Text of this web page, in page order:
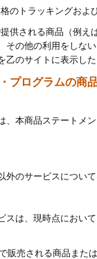
のトラッキングお
供される商品（例
その他の利用をしな
乙のサイトに表示し
プログラムの商
、本商品ステートメ
のサービスについ
は、現時点におい
販売される商品ま